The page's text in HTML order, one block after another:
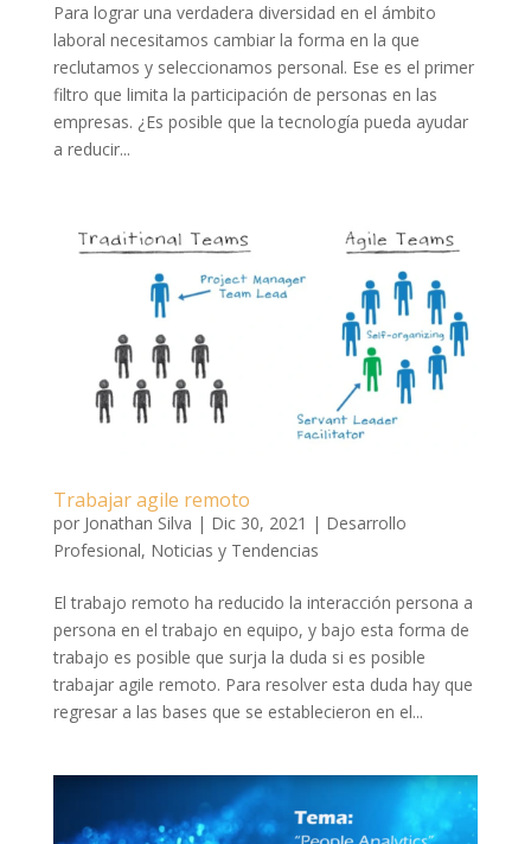
Para lograr una verdadera diversidad en el ámbito
laboral necesitamos cambiar la forma en la que
reclutamos y seleccionamos personal. Ese es el primer
filtro que limita la participación de personas en las
empresas. ¿Es posible que la tecnología pueda ayudar
a reducir...
Trabajar agile remoto
por Jonathan Silva | Dic 30, 2021 | Desarrollo
Profesional, Noticias y Tendencias
El trabajo remoto ha reducido la interacción persona a
persona en el trabajo en equipo, y bajo esta forma de
trabajo es posible que surja la duda si es posible
trabajar agile remoto. Para resolver esta duda hay que
regresar a las bases que se establecieron en el...